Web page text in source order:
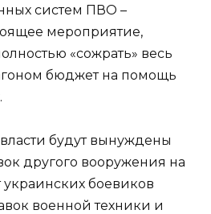
систем ПВО –
мероприятие,
«сожрать» весь
бюджет на помощь
будут вынуждены
другого вооружения на
боевиков
военной техники и